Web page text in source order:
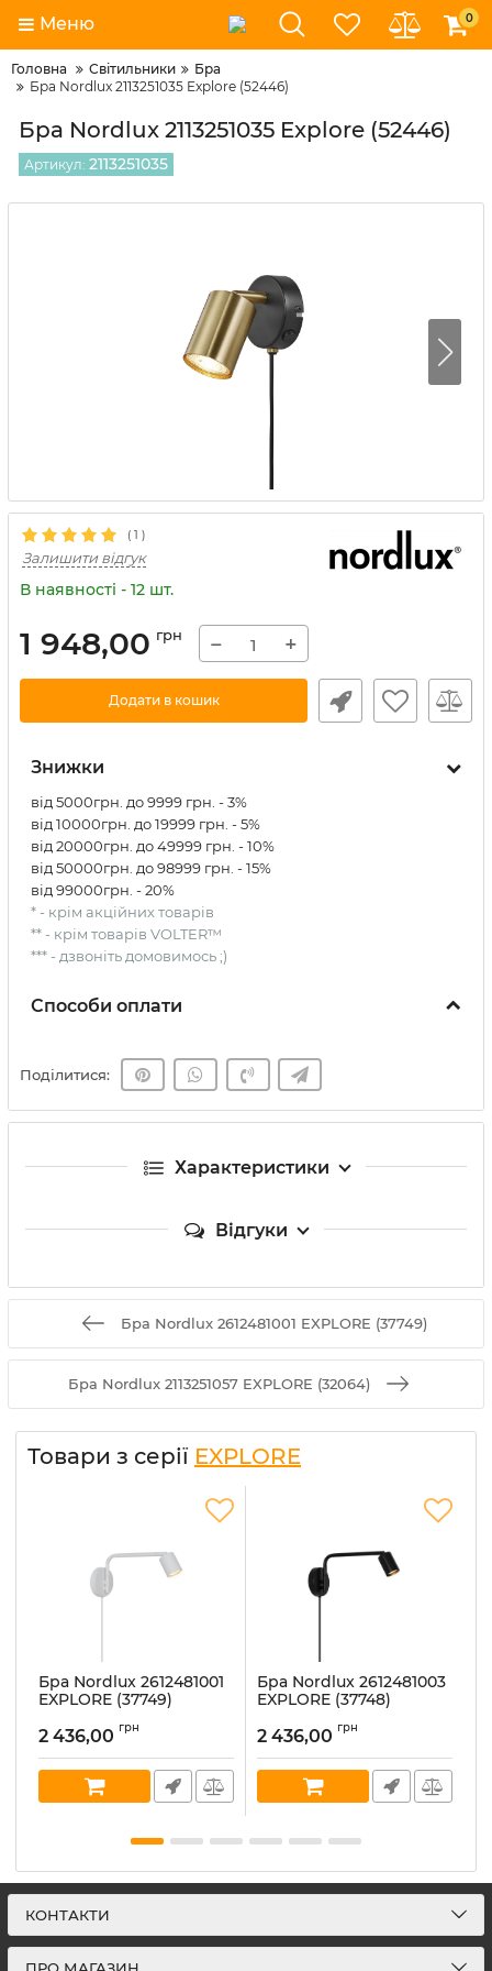
Меню 0
Головна Світильники
Бра
Бра Nordlux 2113251035 Explore (52446)
Бра Nordlux 2113251035 Explore (52446)
Артикул: 2113251035
( 1 )
Залишити відгук
В наявності - 12 шт.
1 948,00 грн − +
Додати в кошик
Знижки
від 5000грн. до 9999 грн. - 3%
від 10000грн. до 19999 грн. - 5%
від 20000грн. до 49999 грн. - 10%
від 50000грн. до 98999 грн. - 15%
від 99000грн. - 20%
* - крім акційних товарів
** - крім товарів VOLTER™
*** - дзвоніть домовимось ;)
Способи оплати
Поділитися:
Характеристики
Відгуки
Бра Nordlux 2612481001 EXPLORE (37749)
Бра Nordlux 2113251057 EXPLORE (32064)
Товари з серії EXPLORE
Бра Nordlux 2612481001
EXPLORE (37749)
В наявності:
2 436,00 грн
Бра Nordlux 2612481003
EXPLORE (37748)
В наявності:
2 436,00 грн
КОНТАКТИ